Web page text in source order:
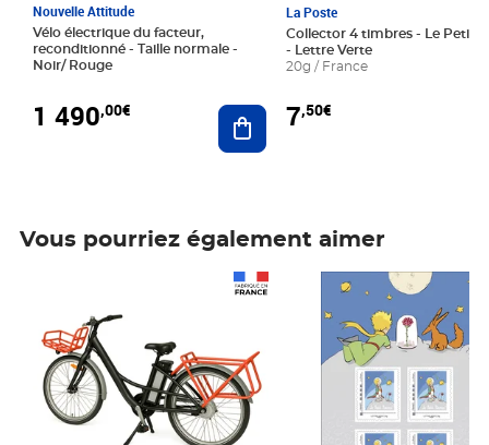
Nouvelle Attitude
Vélo électrique du facteur,
reconditionné - Taille normale -
Noir/ Rouge
1 490,00€ Ajouter au panier
La Poste
Collector 4 timbres - Le Petit
- Lettre Verte
20g / France
7,50€
Vous pourriez également aimer
Prix 7,50€